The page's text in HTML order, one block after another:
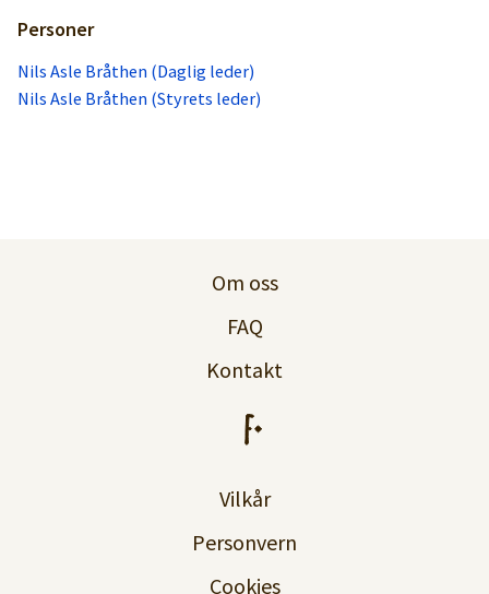
Personer
Nils Asle Bråthen (Daglig leder)
Nils Asle Bråthen (Styrets leder)
Om oss
FAQ
Kontakt
Vilkår
Personvern
Cookies